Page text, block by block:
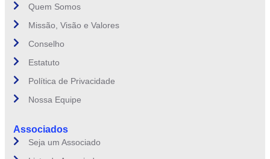
Quem Somos
Missão, Visão e Valores
Conselho
Estatuto
Política de Privacidade
Nossa Equipe
Associados
Seja um Associado